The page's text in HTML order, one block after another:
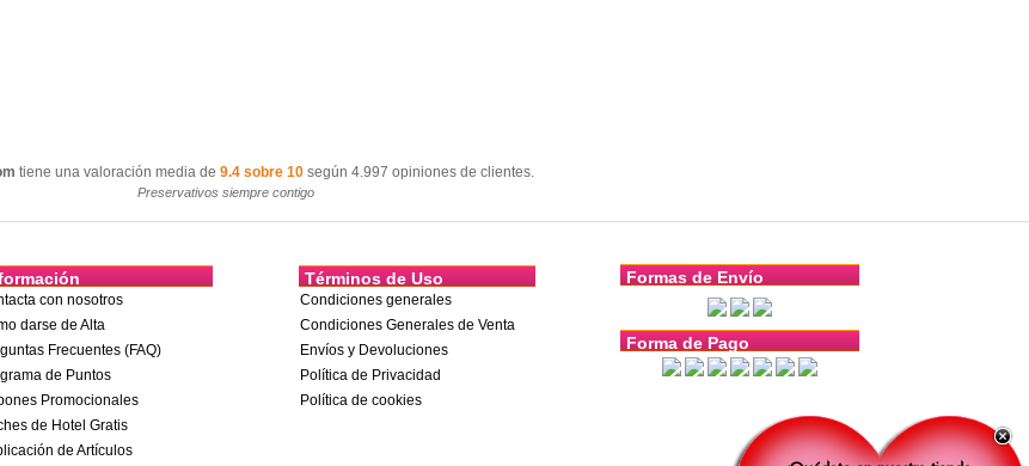
tiene una valoración media de 9.4 sobre 10 según 4.997 opiniones de clientes.
Preservativos siempre contigo
con nosotros
darse de Alta
Frecuentes (FAQ)
de Puntos
Promocionales
de Hotel Gratis
de Artículos
Términos de Uso
Condiciones generales
Condiciones Generales de Venta
Envíos y Devoluciones
Política de Privacidad
Política de cookies
Formas de Envío
Forma de Pago